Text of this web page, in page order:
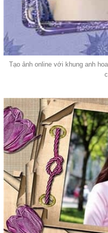
Tạo ảnh online với khung anh